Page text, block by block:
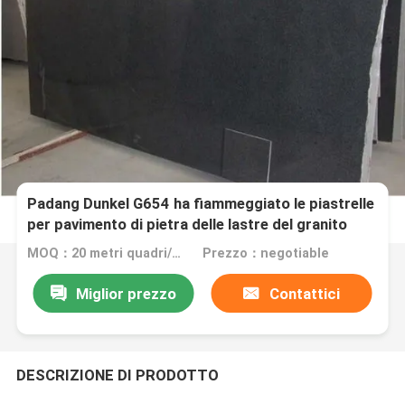
Padang Dunkel G654 ha fiammeggiato le piastrelle
per pavimento di pietra delle lastre del granito
MOQ：20 metri quadri/quadrato Prezzo：negotiable
Miglior prezzo Contattici
DESCRIZIONE DI PRODOTTO